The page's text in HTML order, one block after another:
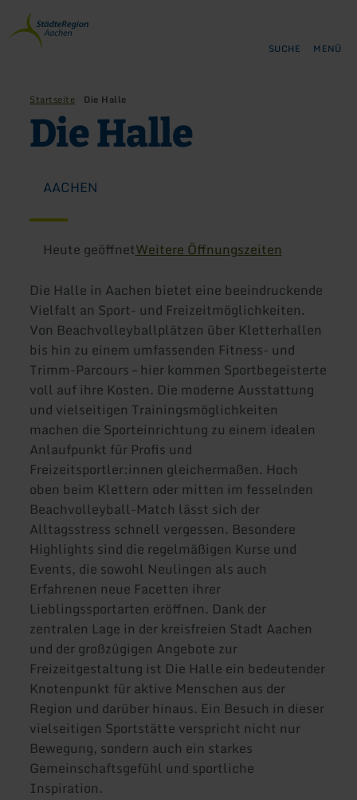
Zurück
zur
Startseite
SUCHE MENÜ
Startseite Die Halle
Die Halle
AACHEN
Heute geöffnetWeitere Öffnungszeiten
Die Halle in Aachen bietet eine beeindruckende
Vielfalt an Sport- und Freizeitmöglichkeiten.
Von Beachvolleyballplätzen über Kletterhallen
bis hin zu einem umfassenden Fitness- und
Trimm-Parcours – hier kommen Sportbegeisterte
voll auf ihre Kosten. Die moderne Ausstattung
und vielseitigen Trainingsmöglichkeiten
machen die Sporteinrichtung zu einem idealen
Anlaufpunkt für Profis und
Freizeitsportler:innen gleichermaßen. Hoch
oben beim Klettern oder mitten im fesselnden
Beachvolleyball-Match lässt sich der
Alltagsstress schnell vergessen. Besondere
Highlights sind die regelmäßigen Kurse und
Events, die sowohl Neulingen als auch
Erfahrenen neue Facetten ihrer
Lieblingssportarten eröffnen. Dank der
zentralen Lage in der kreisfreien Stadt Aachen
und der großzügigen Angebote zur
Freizeitgestaltung ist Die Halle ein bedeutender
Knotenpunkt für aktive Menschen aus der
Region und darüber hinaus. Ein Besuch in dieser
vielseitigen Sportstätte verspricht nicht nur
Bewegung, sondern auch ein starkes
Gemeinschaftsgefühl und sportliche
Inspiration.